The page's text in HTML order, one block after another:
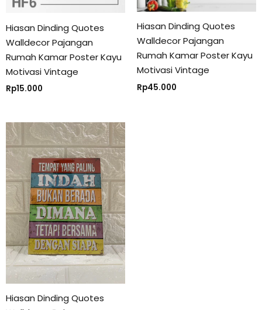
Hiasan Dinding Quotes
Walldecor Pajangan
Rumah Kamar Poster Kayu
Motivasi Vintage
Rp15.000
Hiasan Dinding Quotes
Walldecor Pajangan
Rumah Kamar Poster Kayu
Motivasi Vintage
Rp45.000
Hiasan Dinding Quotes